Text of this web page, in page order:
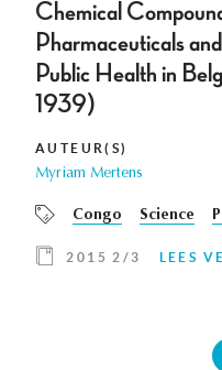
Chemical
Pharmaceuticals
Public Health in
1939)
AUTEUR(S)
Myriam Mertens
Congo Science
2015 2/3 LEES